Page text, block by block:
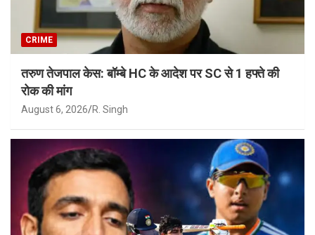
CRIME
तरुण तेजपाल केस: बॉम्बे HC के आदेश पर SC से 1 हफ्ते की
रोक की मांग
August 6, 2026 R. Singh